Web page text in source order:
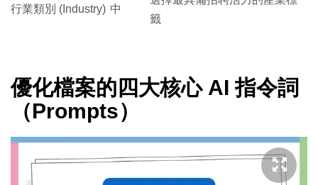
行業類別 (Industry) 中
籤
優化檔案的四大核心 AI 指令詞
（Prompts）